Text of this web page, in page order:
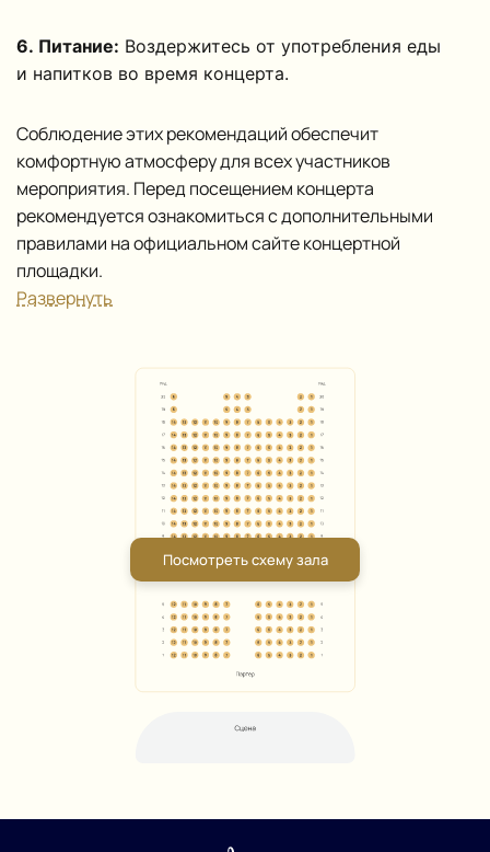
6. Питание: Воздержитесь от употребления еды
и напитков во время концерта.
Соблюдение этих рекомендаций обеспечит
комфортную атмосферу для всех участников
мероприятия. Перед посещением концерта
рекомендуется ознакомиться с дополнительными
правилами на официальном сайте концертной
площадки.
Развернуть
Посмотреть схему зала